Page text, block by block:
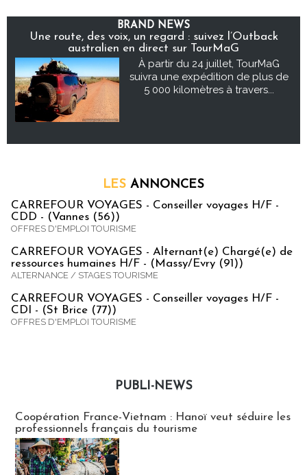
BRAND NEWS
Une route, des voix, un regard : suivez l’Outback
australien en direct sur TourMaG
À partir du 24 juillet, TourMaG
suivra une expédition de plus de
5 000 kilomètres à travers...
LES ANNONCES
CARREFOUR VOYAGES - Conseiller voyages H/F -
CDD - (Vannes (56))
OFFRES D'EMPLOI TOURISME
CARREFOUR VOYAGES - Alternant(e) Chargé(e) de
ressources humaines H/F - (Massy/Evry (91))
ALTERNANCE / STAGES TOURISME
CARREFOUR VOYAGES - Conseiller voyages H/F -
CDI - (St Brice (77))
OFFRES D'EMPLOI TOURISME
PUBLI-NEWS
Coopération France-Vietnam : Hanoï veut séduire les
professionnels français du tourisme